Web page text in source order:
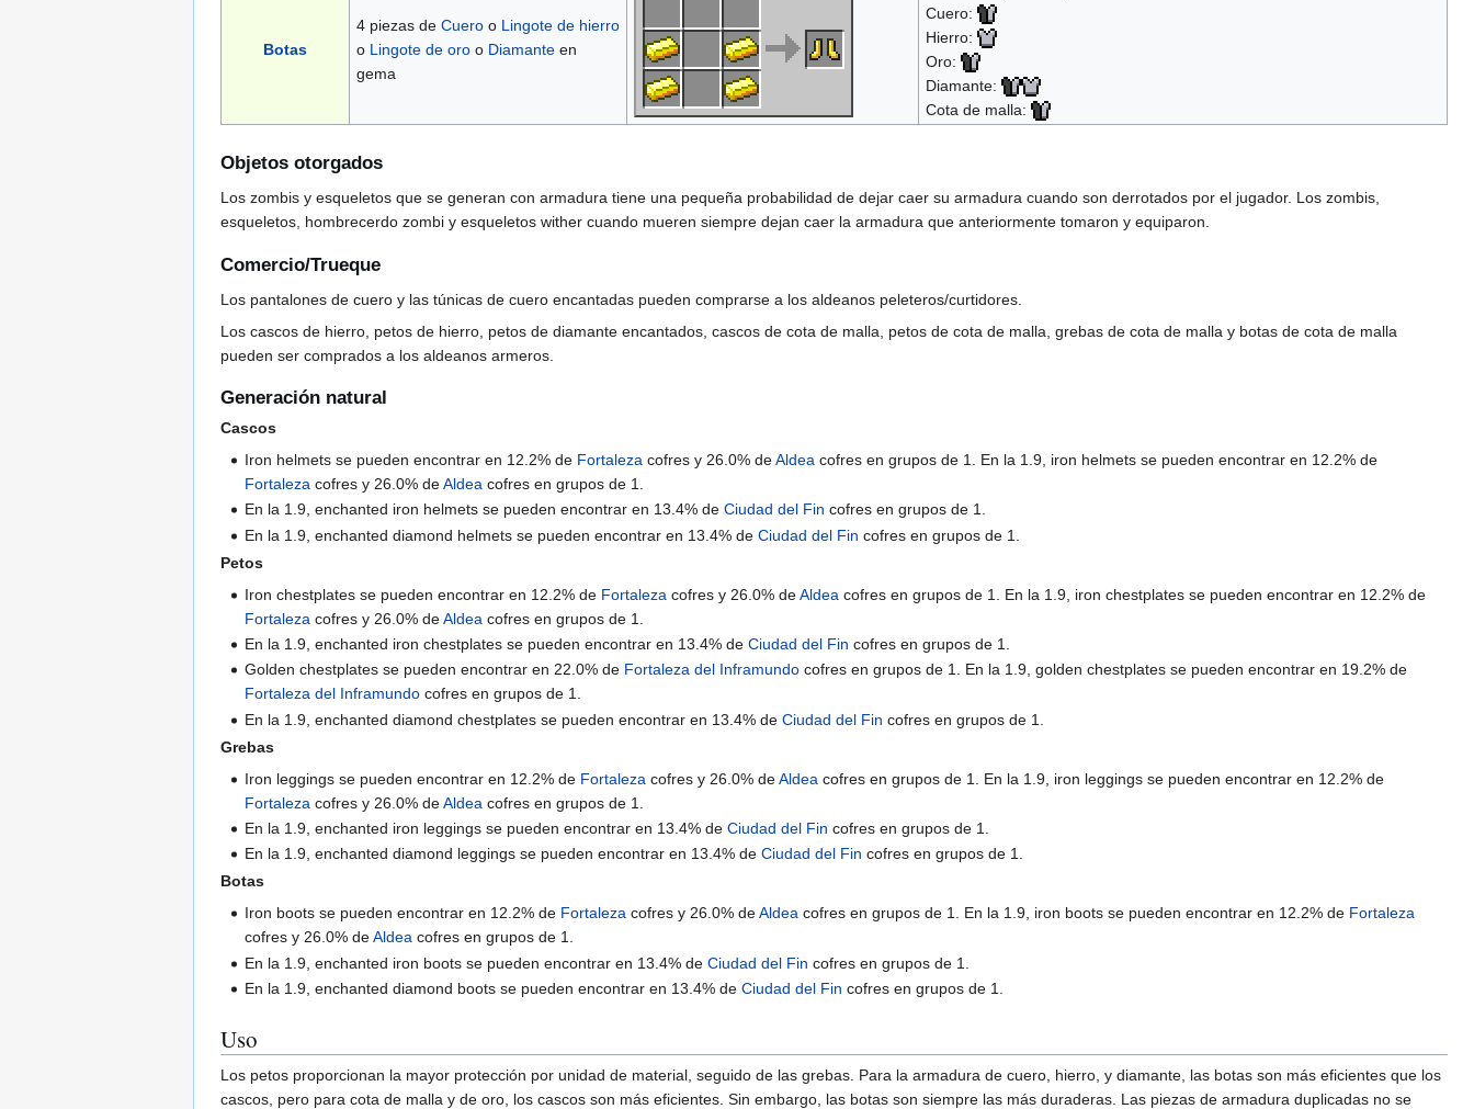
Botas
4 piezas de Cueroo Lingote de hierro
o Lingote de oroo Diamanteen
gema
Cuero:
Hierro:
Oro:
Diamante:
Cota de malla:
Objetos otorgados
Los zombis y esqueletos que se generan con armadura tiene una pequeña probabilidad de dejar caer su armadura cuando son derrotados por el jugador. Los zombis,
esqueletos, hombrecerdo zombi y esqueletos wither cuando mueren siempre dejan caer la armadura que anteriormente tomaron y equiparon.
Comercio/Trueque
Los pantalones de cuero y las túnicas de cuero encantadas pueden comprarse a los aldeanos peleteros/curtidores.
Los cascos de hierro, petos de hierro, petos de diamante encantados, cascos de cota de malla, petos de cota de malla, grebas de cota de malla y botas de cota de malla
pueden ser comprados a los aldeanos armeros.
Generación natural
Cascos
Iron helmets se pueden encontrar en 12.2% de Fortaleza cofres y 26.0% deAldea cofres en grupos de 1. En la 1.9, iron helmets se pueden encontrar en 12.2% de
Fortaleza cofres y 26.0% deAldea cofres en grupos de 1.
En la 1.9, enchanted iron helmets se pueden encontrar en 13.4% deCiudad del Fin cofres en grupos de 1.
En la 1.9, enchanted diamond helmets se pueden encontrar en 13.4% deCiudad del Fin cofres en grupos de 1.
Petos
Iron chestplates se pueden encontrar en 12.2% de Fortaleza cofres y 26.0% deAldea cofres en grupos de 1. En la 1.9, iron chestplates se pueden encontrar en 12.2% de
Fortaleza cofres y 26.0% deAldea cofres en grupos de 1.
En la 1.9, enchanted iron chestplates se pueden encontrar en 13.4% deCiudad del Fin cofres en grupos de 1.
Golden chestplates se pueden encontrar en 22.0% de Fortaleza del Inframundo cofres en grupos de 1. En la 1.9, golden chestplates se pueden encontrar en 19.2% de
Fortaleza del Inframundo cofres en grupos de 1.
En la 1.9, enchanted diamond chestplates se pueden encontrar en 13.4% deCiudad del Fin cofres en grupos de 1.
Grebas
Iron leggings se pueden encontrar en 12.2% de Fortaleza cofres y 26.0% deAldea cofres en grupos de 1. En la 1.9, iron leggings se pueden encontrar en 12.2% de
Fortaleza cofres y 26.0% deAldea cofres en grupos de 1.
En la 1.9, enchanted iron leggings se pueden encontrar en 13.4% deCiudad del Fin cofres en grupos de 1.
En la 1.9, enchanted diamond leggings se pueden encontrar en 13.4% deCiudad del Fin cofres en grupos de 1.
Botas
Iron boots se pueden encontrar en 12.2% de Fortaleza cofres y 26.0% deAldea cofres en grupos de 1. En la 1.9, iron boots se pueden encontrar en 12.2% de Fortaleza
cofres y 26.0% deAldea cofres en grupos de 1.
En la 1.9, enchanted iron boots se pueden encontrar en 13.4% deCiudad del Fin cofres en grupos de 1.
En la 1.9, enchanted diamond boots se pueden encontrar en 13.4% deCiudad del Fin cofres en grupos de 1.
Uso
Los petos proporcionan la mayor protección por unidad de material, seguido de las grebas. Para la armadura de cuero, hierro, y diamante, las botas son más eficientes que los
cascos, pero para cota de malla y de oro, los cascos son más eficientes. Sin embargo, las botas son siempre las más duraderas. Las piezas de armadura duplicadas no se